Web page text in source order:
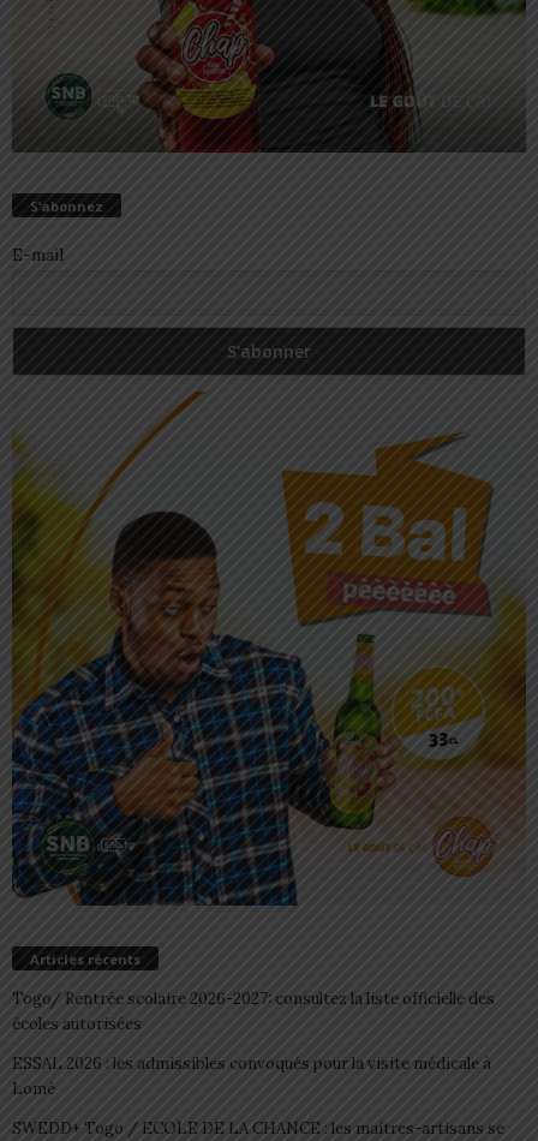
S’abonnez
E-mail
Articles récents
Togo/ Rentrée scolaire 2026-2027: consultez la liste officielle des
écoles autorisées
ESSAL 2026 : les admissibles convoqués pour la visite médicale à
Lomé
SWEDD+ Togo / ECOLE DE LA CHANCE : les maitres-artisans se